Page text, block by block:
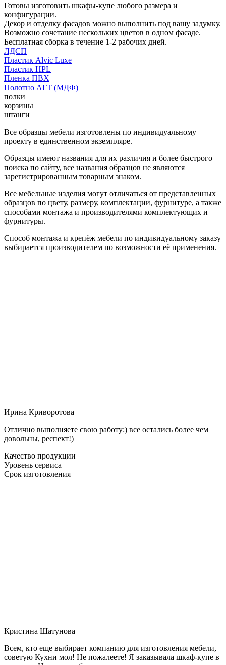
Готовы изготовить шкафы-купе любого размера и
конфигурации.
Декор и отделку фасадов можно выполнить под вашу задумку.
Возможно сочетание нескольких цветов в одном фасаде.
Бесплатная сборка в течение 1-2 рабочих дней.
ЛДСП
Пластик Alvic Luxe
Пластик HPL
Пленка ПВХ
Полотно АГТ (МДФ)
полки
корзины
штанги
Все образцы мебели изготовлены по индивидуальному
проекту в единственном экземпляре.
Образцы имеют названия для их различия и более быстрого
поиска по сайту, все названия образцов не являются
зарегистрированным товарным знаком.
Все мебельные изделия могут отличаться от представленных
образцов по цвету, размеру, комплектации, фурнитуре, а также
способами монтажа и производителями комплектующих и
фурнитуры.
Способ монтажа и крепёж мебели по индивидуальному заказу
выбирается производителем по возможности её применения.
Ирина Криворотова
Отлично выполняете свою работу:) все остались более чем
довольны, респект!)
Качество продукции
Уровень сервиса
Срок изготовления
Кристина Шатунова
Всем, кто еще выбирает компанию для изготовления мебели,
советую Кухни мол! Не пожалеете! Я заказывала шкаф-купе в